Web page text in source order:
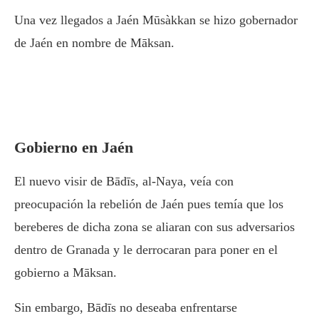
Una vez llegados a Jaén Mūsàkkan se hizo gobernador
de Jaén en nombre de Māksan.
Gobierno en Jaén
El nuevo visir de Bādīs, al-Naya, veía con
preocupación la rebelión de Jaén pues temía que los
bereberes de dicha zona se aliaran con sus adversarios
dentro de Granada y le derrocaran para poner en el
gobierno a Māksan.
Sin embargo, Bādīs no deseaba enfrentarse